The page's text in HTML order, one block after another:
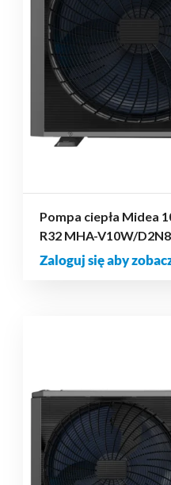
Pompa ciepła Midea
R32 MHA-V10W/
Zaloguj się aby